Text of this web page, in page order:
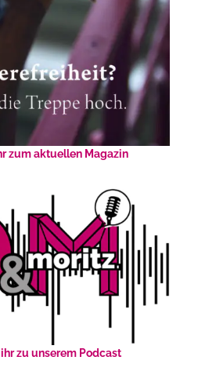
zum aktuellen Magazin
zu unserem Podcast